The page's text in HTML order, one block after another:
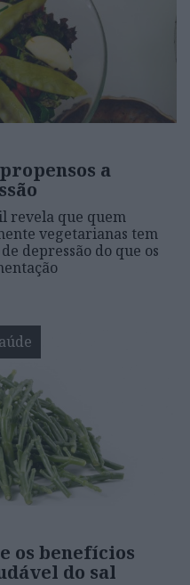
a
revela que quem
vegetarianas tem
depressão do que os
os benefícios
do sal